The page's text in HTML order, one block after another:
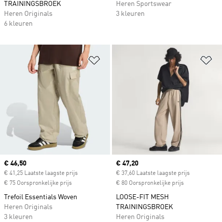
TRAININGSBROEK
Heren Originals
6 kleuren
Heren Sportswear
3 kleuren
Op verlanglijst zetten
Current price
€ 46,50
€ 41,25 Laatste laagste prijs
€ 75 Oorspronkelijke prijs
Trefoil Essentials Woven
Heren Originals
3 kleuren
Current price
€ 47,20
€ 37,60 Laatste laagste prijs
€ 80 Oorspronkelijke prijs
LOOSE-FIT MESH
TRAININGSBROEK
Heren Originals